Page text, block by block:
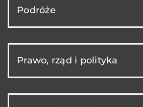
Podróże
Prawo, rząd i polityka